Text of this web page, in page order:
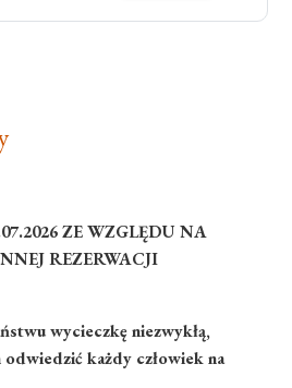
ZE WZGLĘDU NA
REZERWACJI
wycieczkę niezwykłą,
każdy człowiek na